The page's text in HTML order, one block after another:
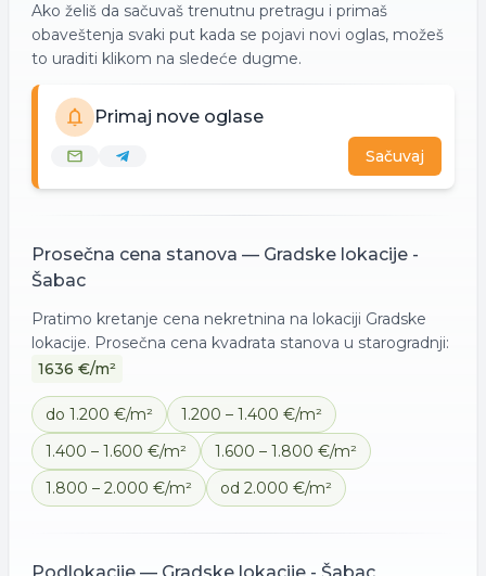
Ako želiš da sačuvaš trenutnu pretragu i primaš
obaveštenja svaki put kada se pojavi novi oglas, možeš
to uraditi klikom na sledeće dugme.
Primaj nove oglase
Sačuvaj
Prosečna cena stanova — Gradske lokacije -
Šabac
Pratimo kretanje cena nekretnina na lokaciji Gradske
lokacije. Prosečna cena kvadrata stanova u starogradnji:
1636 €/m²
do 1.200 €/m²
1.200 – 1.400 €/m²
1.400 – 1.600 €/m²
1.600 – 1.800 €/m²
1.800 – 2.000 €/m²
od 2.000 €/m²